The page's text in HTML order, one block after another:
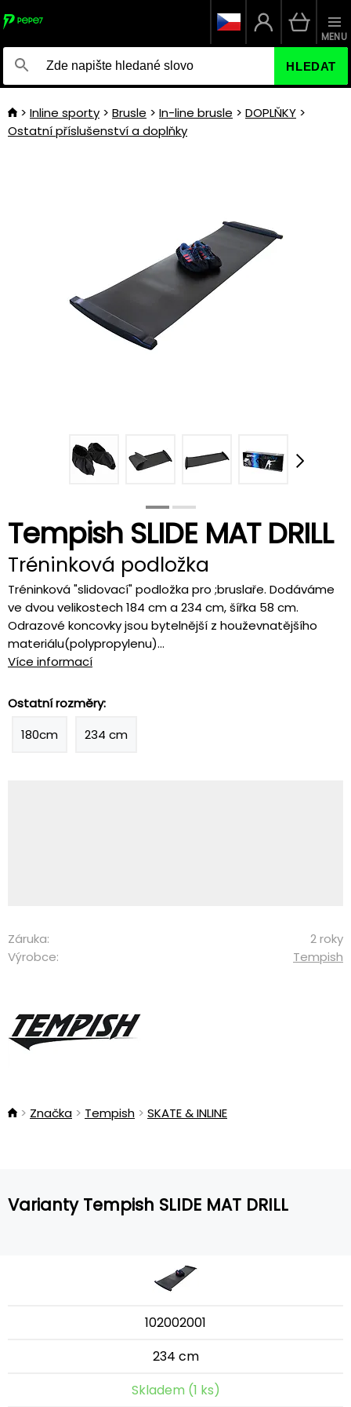
HLEDAT
MENU
Inline sporty Brusle In-line brusle
DOPLŇKY
Ostatní příslušenství a doplňky
Tempish SLIDE MAT DRILL
Tréninková podložka
Tréninková "slidovací" podložka pro ;bruslaře. Dodáváme
ve dvou velikostech 184 cm a 234 cm, šířka 58 cm.
Odrazové koncovky jsou bytelnější z houževnatějšího
materiálu(polypropylenu)...
Více informací
Ostatní rozměry:
180cm
234 cm
Záruka:
2 roky
Výrobce:
Tempish
Značka Tempish SKATE & INLINE
Varianty Tempish SLIDE MAT DRILL
102002001
234 cm
Skladem (1 ks)